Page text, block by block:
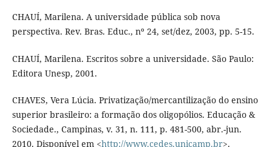
CHAUÍ, Marilena. A universidade pública sob nova
perspectiva. Rev. Bras. Educ., nº 24, set/dez, 2003, pp. 5-15.
CHAUÍ, Marilena. Escritos sobre a universidade. São Paulo:
Editora Unesp, 2001.
CHAVES, Vera Lúcia. Privatização/mercantilização do ensino
superior brasileiro: a formação dos oligopólios. Educação &
Sociedade., Campinas, v. 31, n. 111, p. 481-500, abr.-jun.
2010. Disponível em <http://www.cedes.unicamp.br>.